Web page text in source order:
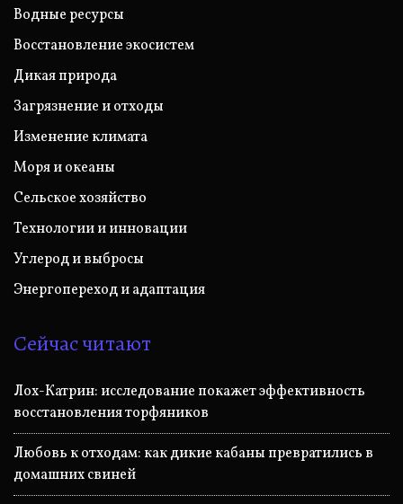
Водные ресурсы
Восстановление экосистем
Дикая природа
Загрязнение и отходы
Изменение климата
Моря и океаны
Сельское хозяйство
Технологии и инновации
Углерод и выбросы
Энергопереход и адаптация
Сейчас читают
Лох-Катрин: исследование покажет эффективность
восстановления торфяников
Любовь к отходам: как дикие кабаны превратились в
домашних свиней